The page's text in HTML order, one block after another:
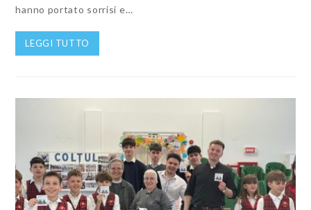
hanno portato sorrisi e…
LEGGI TUTTO